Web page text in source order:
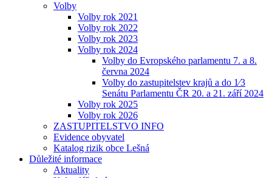
Volby
Volby rok 2021
Volby rok 2022
Volby rok 2023
Volby rok 2024
Volby do Evropského parlamentu 7. a 8.
června 2024
Volby do zastupitelstev krajů a do 1⁄3
Senátu Parlamentu ČR 20. a 21. září 2024
Volby rok 2025
Volby rok 2026
ZASTUPITELSTVO INFO
Evidence obyvatel
Katalog rizik obce Lešná
Důležité informace
Aktuality